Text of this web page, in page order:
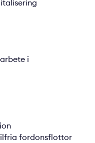
i
fordonsflottor